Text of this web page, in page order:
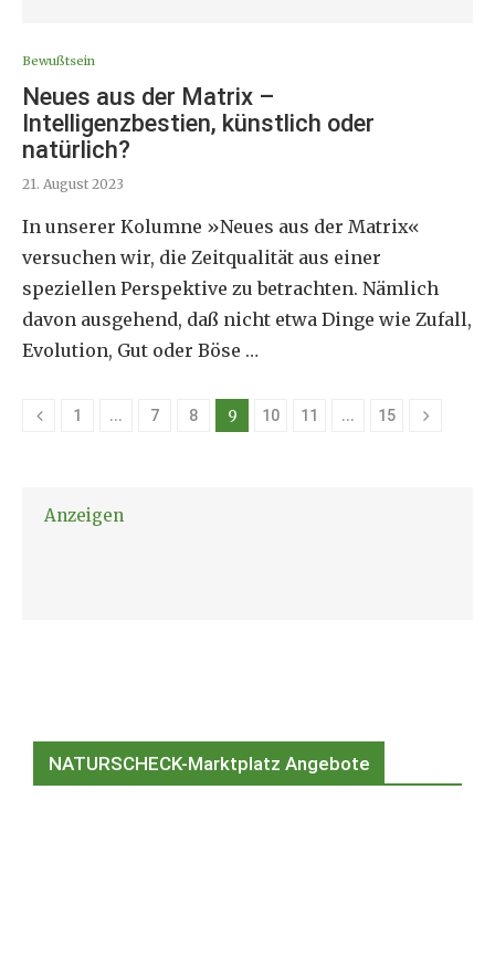
Bewußtsein
Neues aus der Matrix –
Intelligenzbestien, künstlich oder
natürlich?
21. August 2023
In unserer Kolumne »Neues aus der Matrix«
versuchen wir, die Zeitqualität aus einer
speziellen Perspektive zu betrachten. Nämlich
davon ausgehend, daß nicht etwa Dinge wie Zufall,
Evolution, Gut oder Böse …
1 … 7 8 9 10 11 … 15
Anzeigen
NATURSCHECK-Marktplatz Angebote